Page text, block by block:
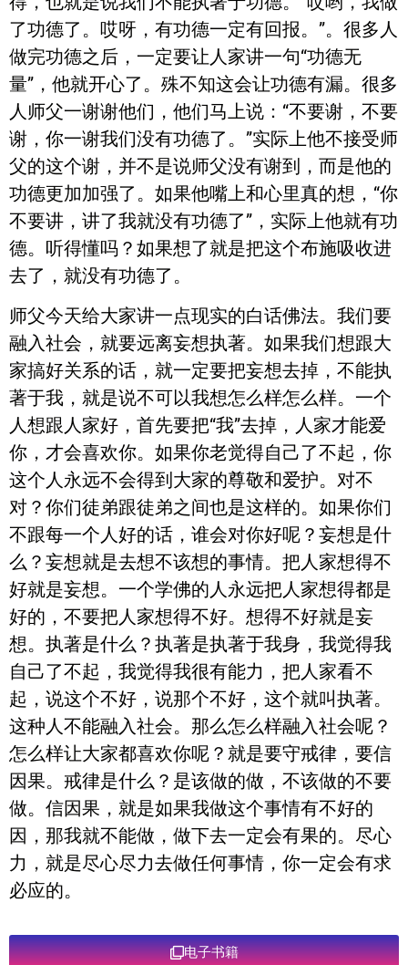
了功德了。哎呀，有功德一定有回报。”。很多人
做完功德之后，一定要让人家讲一句“功德无
量”，他就开心了。殊不知这会让功德有漏。很多
人师父一谢谢他们，他们马上说：“不要谢，不要
谢，你一谢我们没有功德了。”实际上他不接受师
父的这个谢，并不是说师父没有谢到，而是他的
功德更加加强了。如果他嘴上和心里真的想，“你
不要讲，讲了我就没有功德了”，实际上他就有功
德。听得懂吗？如果想了就是把这个布施吸收进
去了，就没有功德了。
师父今天给大家讲一点现实的白话佛法。我们要
融入社会，就要远离妄想执著。如果我们想跟大
家搞好关系的话，就一定要把妄想去掉，不能执
著于我，就是说不可以我想怎么样怎么样。一个
人想跟人家好，首先要把“我”去掉，人家才能爱
你，才会喜欢你。如果你老觉得自己了不起，你
这个人永远不会得到大家的尊敬和爱护。对不
对？你们徒弟跟徒弟之间也是这样的。如果你们
不跟每一个人好的话，谁会对你好呢？妄想是什
么？妄想就是去想不该想的事情。把人家想得不
好就是妄想。一个学佛的人永远把人家想得都是
好的，不要把人家想得不好。想得不好就是妄
想。执著是什么？执著是执著于我身，我觉得我
自己了不起，我觉得我很有能力，把人家看不
起，说这个不好，说那个不好，这个就叫执著。
这种人不能融入社会。那么怎么样融入社会呢？
怎么样让大家都喜欢你呢？就是要守戒律，要信
因果。戒律是什么？是该做的做，不该做的不要
做。信因果，就是如果我做这个事情有不好的
因，那我就不能做，做下去一定会有果的。尽心
力，就是尽心尽力去做任何事情，你一定会有求
必应的。
电子书籍